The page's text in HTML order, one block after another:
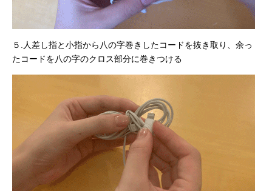
５.人差し指と小指から八の字巻きしたコードを抜き取り、余っ
たコードを八の字のクロス部分に巻きつける